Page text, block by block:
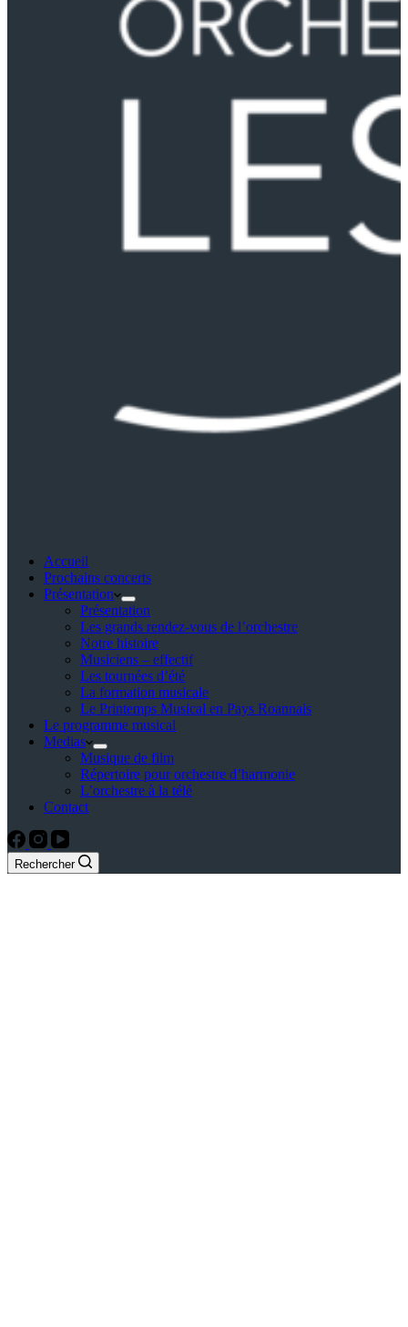
Accueil
Prochains concerts
Présentation
Présentation
Les grands rendez-vous de l’orchestre
Notre histoire
Musiciens – effectif
Les tournées d’été
La formation musicale
Le Printemps Musical en Pays Roannais
Le programme musical
Medias
Musique de film
Répertoire pour orchestre d’harmonie
L’orchestre à la télé
Contact
Rechercher